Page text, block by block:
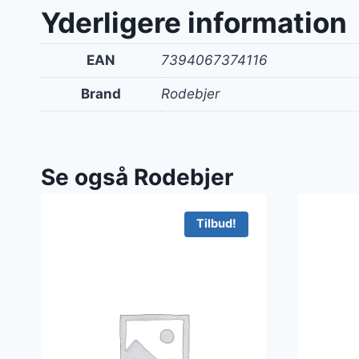
Yderligere information
EAN 7394067374116
Brand Rodebjer
Se også Rodebjer
Tilbud!